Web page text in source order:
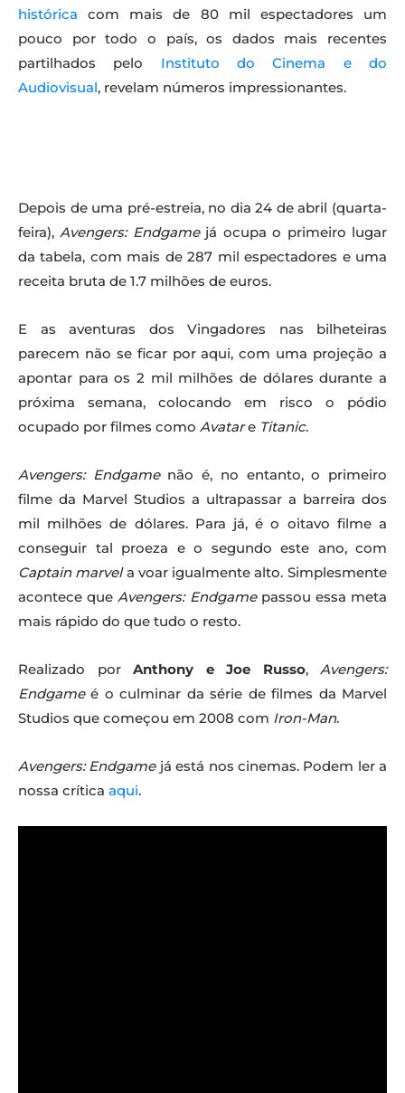
histórica com mais de 80 mil espectadores um
pouco por todo o país, os dados mais recentes
partilhados pelo Instituto do Cinema e do
Audiovisual, revelam números impressionantes.
Depois de uma pré-estreia, no dia 24 de abril (quarta-
feira),Avengers: Endgamejá ocupa o primeiro lugar
da tabela, com mais de 287 mil espectadores e uma
receita bruta de 1.7 milhões de euros.
E as aventuras dos Vingadores nas bilheteiras
parecem não se ficar por aqui, com uma projeção a
apontar para os 2 mil milhões de dólares durante a
próxima semana, colocando em risco o pódio
ocupado por filmes como Avatare Titanic.
Avengers: Endgamenão é, no entanto, o primeiro
filme da Marvel Studios a ultrapassar a barreira dos
mil milhões de dólares. Para já, é o oitavo filme a
conseguir tal proeza e o segundo este ano, com
Captain marvela voar igualmente alto. Simplesmente
acontece que Avengers: Endgamepassou essa meta
mais rápido do que tudo o resto.
Realizado por Anthony e Joe Russo, Avengers:
Endgameé o culminar da série de filmes da Marvel
Studios que começou em 2008 com Iron-Man.
Avengers: Endgamejá está nos cinemas. Podem ler a
nossa crítica aqui.